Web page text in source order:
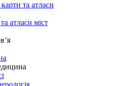
та атласи
атласи міст